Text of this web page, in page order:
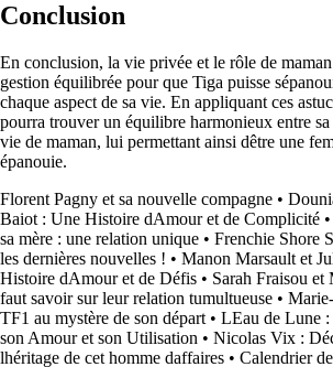
Conclusion
En conclusion, la vie privée et le rôle de
gestion équilibrée pour que Tiga puisse
chaque aspect de sa vie. En appliquant ces
pourra trouver un équilibre harmonieux entre sa
vie de maman, lui permettant ainsi dêtre une
épanouie.
Florent Pagny et sa nouvelle compagne •
Baiot : Une Histoire dAmour et de Complicité •
sa mère : une relation unique • Frenchie Shore
les dernières nouvelles ! • Manon Marsault et
Histoire dAmour et de Défis • Sarah Fraisou
faut savoir sur leur relation tumultueuse •
TF1 au mystère de son départ • LEau de Lune
son Amour et son Utilisation • Nicolas Vix :
lhéritage de cet homme daffaires • Calendrier